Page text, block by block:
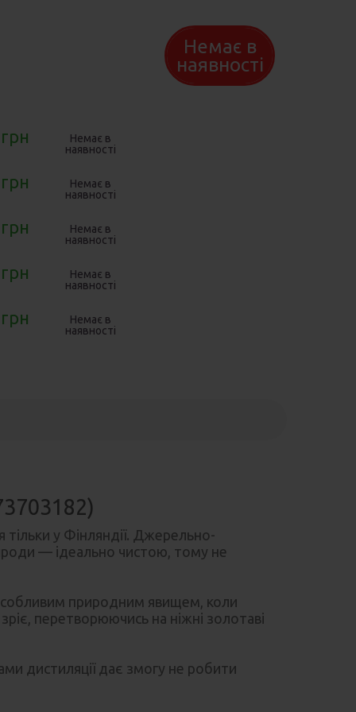
Солодощі дитячі
Товари для
дитячої гігієни
Немає в
наявності
Немає в
наявності
Немає в
наявності
Немає в
наявності
Немає в
наявності
Немає в
наявності
у Фінляндії. Джерельно-
— ідеально чистою, тому не
природним явищем, коли
перетворюючись на ніжні золотаві
дистиляції дає змогу не робити